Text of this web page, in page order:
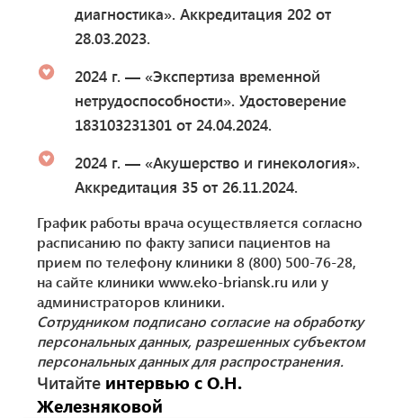
диагностика». Аккредитация 202 от
28.03.2023.
2024 г. — «Экспертиза временной
нетрудоспособности». Удостоверение
183103231301 от 24.04.2024.
2024 г. — «Акушерство и гинекология».
Аккредитация 35 от 26.11.2024.
График работы врача осуществляется согласно
расписанию по факту записи пациентов на
прием по телефону клиники 8 (800) 500-76-28,
на сайте клиники www.eko-briansk.ru или у
администраторов клиники.
Сотрудником подписано согласие на обработку
персональных данных, разрешенных субъектом
персональных данных для распространения.
Читайте интервью с О.Н.
Железняковой